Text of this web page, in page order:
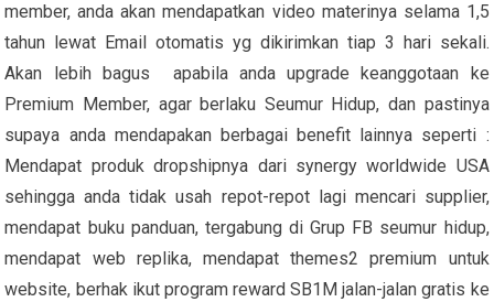
member, anda akan mendapatkan video materinya selama 1,5
tahun lewat Email otomatis yg dikirimkan tiap 3 hari sekali.
Akan lebih bagus apabila anda upgrade keanggotaan ke
Premium Member, agar berlaku Seumur Hidup, dan pastinya
supaya anda mendapakan berbagai benefit lainnya seperti :
Mendapat produk dropshipnya dari synergy worldwide USA
sehingga anda tidak usah repot-repot lagi mencari supplier,
mendapat buku panduan, tergabung di Grup FB seumur hidup,
mendapat web replika, mendapat themes2 premium untuk
website, berhak ikut program reward SB1M jalan-jalan gratis ke